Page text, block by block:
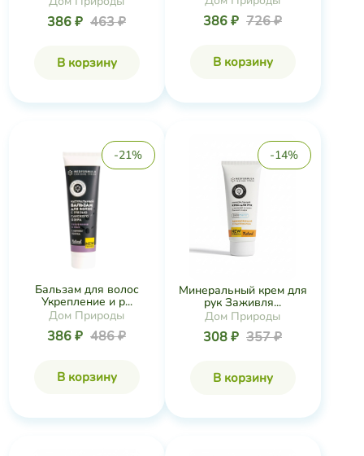
386 ₽ 463 ₽
В корзину
386 ₽ 726 ₽
В корзину
-21%
Бальзам для волос
Укрепление и р...
Дом Природы
386 ₽ 486 ₽
В корзину
-14%
Минеральный крем для
рук Заживля...
Дом Природы
308 ₽ 357 ₽
В корзину